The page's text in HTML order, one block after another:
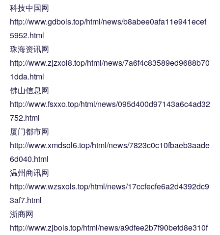
科技中国网
http://www.gdbols.top/html/news/b8abee0afa11e941ecef
5952.html
珠海资讯网
http://www.zjzxol8.top/html/news/7a6f4c83589ed9688b70
1dda.html
佛山信息网
http://www.fsxxo.top/html/news/095d400d97143a6c4ad32
752.html
厦门都市网
http://www.xmdsol6.top/html/news/7823c0c10fbaeb3aade
6d040.html
温州商讯网
http://www.wzsxols.top/html/news/17ccfecfe6a2d4392dc9
3af7.html
浙商网
http://www.zjbols.top/html/news/a9dfee2b7f90befd8e310f